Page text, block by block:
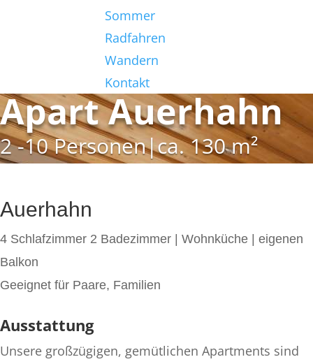
Sommer
Radfahren
Wandern
Kontakt
Apart Auerhahn
2 -10 Personen|ca. 130 m²
Auerhahn
4 Schlafzimmer 2 Badezimmer | Wohnküche | eigenen
Balkon
Geeignet für Paare, Familien
Ausstattung
Unsere großzügigen, gemütlichen Apartments sind